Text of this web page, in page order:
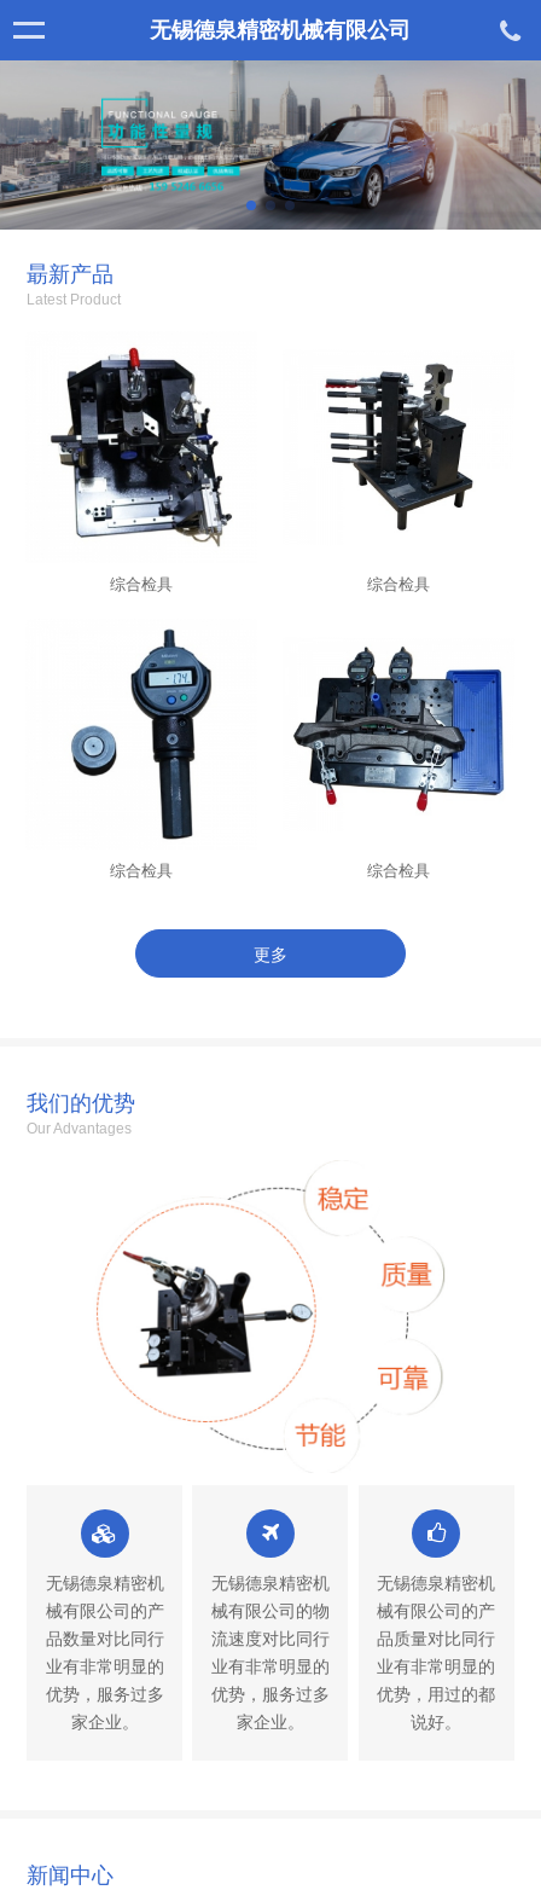
无锡德泉精密机械有限公司
朂新产品
Latest Product
综合检具 综合检具
综合检具 综合检具
更多
我们的优势
Our Advantages
无锡德泉精密机
械有限公司的产
品数量对比同行
业有非常明显的
优势，服务过多
家企业。
无锡德泉精密机
械有限公司的物
流速度对比同行
业有非常明显的
优势，服务过多
家企业。
无锡德泉精密机
械有限公司的产
品质量对比同行
业有非常明显的
优势，用过的都
说好。
新闻中心